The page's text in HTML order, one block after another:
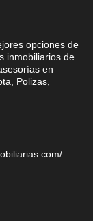
opciones de
inmobiliarios de
en
Polizas,